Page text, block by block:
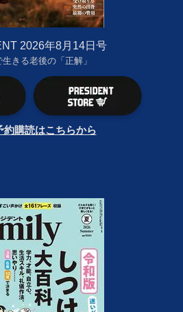
2026年8月14日号
きる老後の「正解」
約購読はこちらから